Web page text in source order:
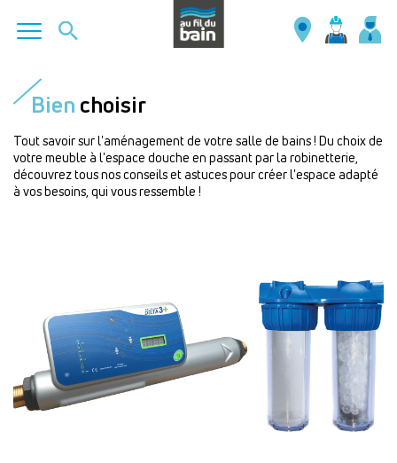
contenu
principal
Bien choisir
Tout savoir sur l'aménagement de votre salle de bains ! Du choix de
votre meuble à l'espace douche en passant par la robinetterie,
découvrez tous nos conseils et astuces pour créer l'espace adapté
à vos besoins, qui vous ressemble !